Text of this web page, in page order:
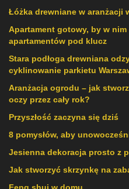
Łóżka drewniane w aranżacji
Apartament gotowy, by w
apartamentów pod klucz
Stara podłoga drewniana
cyklinowanie parkietu
Aranżacja ogrodu – jak
oczy przez cały rok?
Przyszłość zaczyna się dziś
8 pomysłów, aby
Jesienna dekoracja prosto z
Jak stworzyć skrzynkę na